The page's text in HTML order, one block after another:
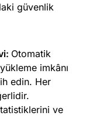
güvenlik
Otomatik
imkânı
edin. Her
ve